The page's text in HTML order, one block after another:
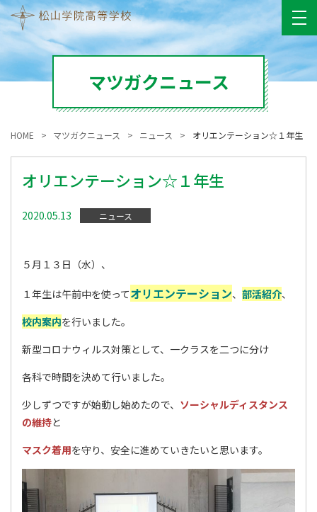
マツガクニュース
HOME マツガクニュース ニュース オリエンテーション☆１年生
オリエンテーション☆１年生
2020.05.13 ニュース
５月１３日（水）、
１年生は午前中を使ってオリエンテーション、 部活紹介、
校内案内を行いました。
新型コロナウィルス対策として、一クラスを二つに分け
各科で時間を決めて行いました。
少しずつですが始動し始めたので、 ソーシャルディスタンス
の維持と
マスク着用を守り、安全に進めていきたいと思います。